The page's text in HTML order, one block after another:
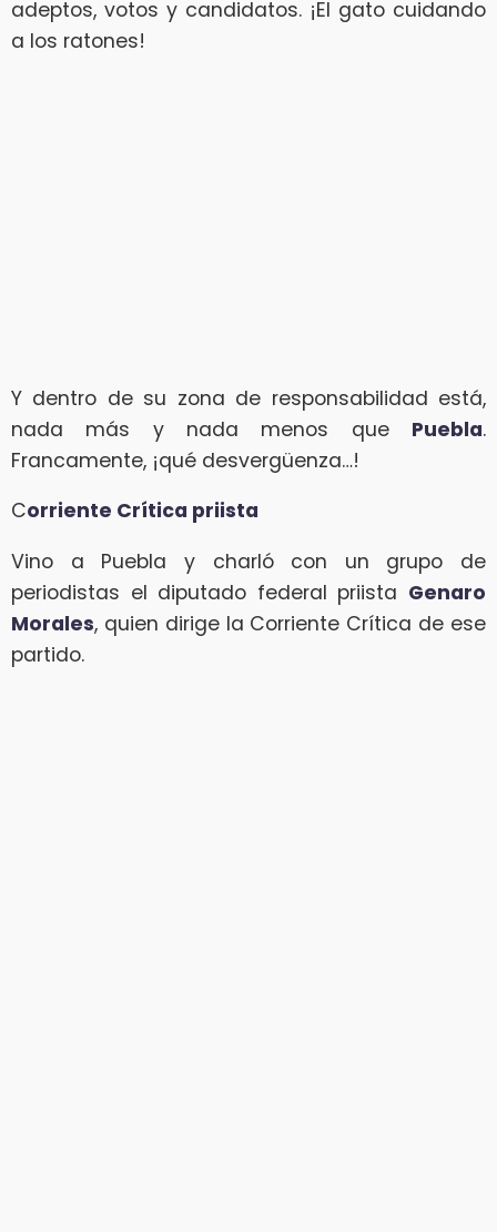
adeptos, votos y candidatos. ¡El gato cuidando
a los ratones!
Y dentro de su zona de responsabilidad está,
nada más y nada menos que Puebla.
Francamente, ¡qué desvergüenza…!
Corriente Crítica priista
Vino a Puebla y charló con un grupo de
periodistas el diputado federal priista Genaro
Morales, quien dirige la Corriente Crítica de ese
partido.